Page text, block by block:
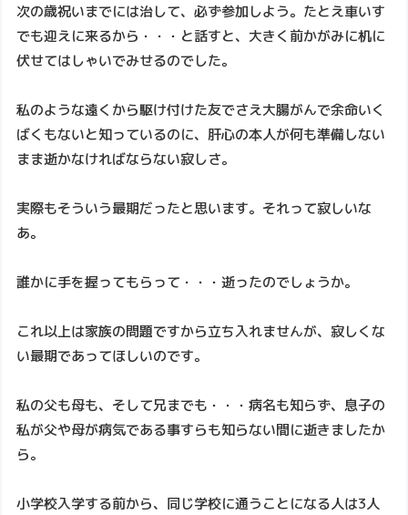
次の歳祝いまでには治して、必ず参加しよう。たとえ車いす
でも迎えに来るから・・・と話すと、大きく前かがみに机に
伏せてはしゃいでみせるのでした。
私のような遠くから駆け付けた友でさえ大腸がんで余命いく
ばくもないと知っているのに、肝心の本人が何も準備しない
まま逝かなければならない寂しさ。
実際もそういう最期だったと思います。それって寂しいな
あ。
誰かに手を握ってもらって・・・逝ったのでしょうか。
これ以上は家族の問題ですから立ち入れませんが、寂しくな
い最期であってほしいのです。
私の父も母も、そして兄までも・・・病名も知らず、息子の
私が父や母が病気である事すらも知らない間に逝きましたか
ら。
小学校入学する前から、同じ学校に通うことになる人は3人